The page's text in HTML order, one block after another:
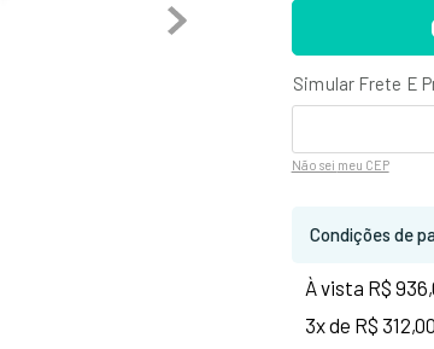
Não sei meu CEP
Condições de
À vista R$
3x de R$ 312,00